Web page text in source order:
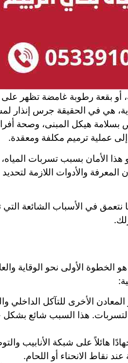
بقعة رطوبة غامضة تظهر على
هي في الحقيقة جرس إنذار
هيكل المبنى، وصحة
عملية ترميم مكلفة ومعقدة.
هذا الأمان بسبب تسربات
والأدوات اللازمة
في الأسباب الشائعة التي
الخطوة الأولى نحو الوقاية
الأخرى للتآكل الداخلي
هذا السبب شائع
هائلاً على شبكة الأنابيب
نقاط الانحناء أو اللحام.